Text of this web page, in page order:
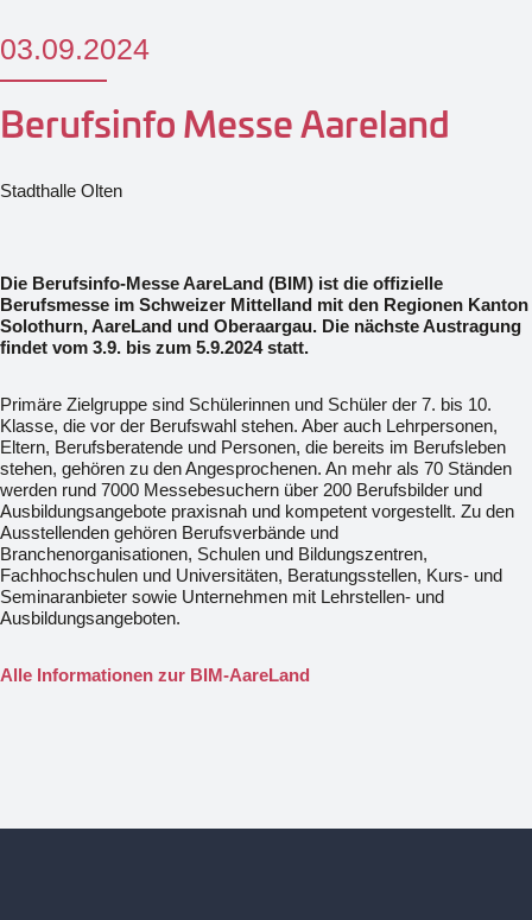
03.09.2024
Berufsinfo Messe Aareland
Stadthalle Olten
Die Berufsinfo-Messe AareLand (BIM) ist die offizielle
Berufsmesse im Schweizer Mittelland mit den Regionen Kanton
Solothurn, AareLand und Oberaargau. Die nächste Austragung
findet vom 3.9. bis zum 5.9.2024 statt.
Primäre Zielgruppe sind Schülerinnen und Schüler der 7. bis 10.
Klasse, die vor der Berufswahl stehen. Aber auch Lehrpersonen,
Eltern, Berufsberatende und Personen, die bereits im Berufsleben
stehen, gehören zu den Angesprochenen. An mehr als 70 Ständen
werden rund 7000 Messebesuchern über 200 Berufsbilder und
Ausbildungsangebote praxisnah und kompetent vorgestellt. Zu den
Ausstellenden gehören Berufsverbände und
Branchenorganisationen, Schulen und Bildungszentren,
Fachhochschulen und Universitäten, Beratungsstellen, Kurs- und
Seminaranbieter sowie Unternehmen mit Lehrstellen- und
Ausbildungsangeboten.
Alle Informationen zur BIM-AareLand